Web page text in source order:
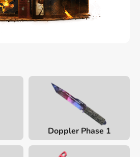
Doppler Phase 1